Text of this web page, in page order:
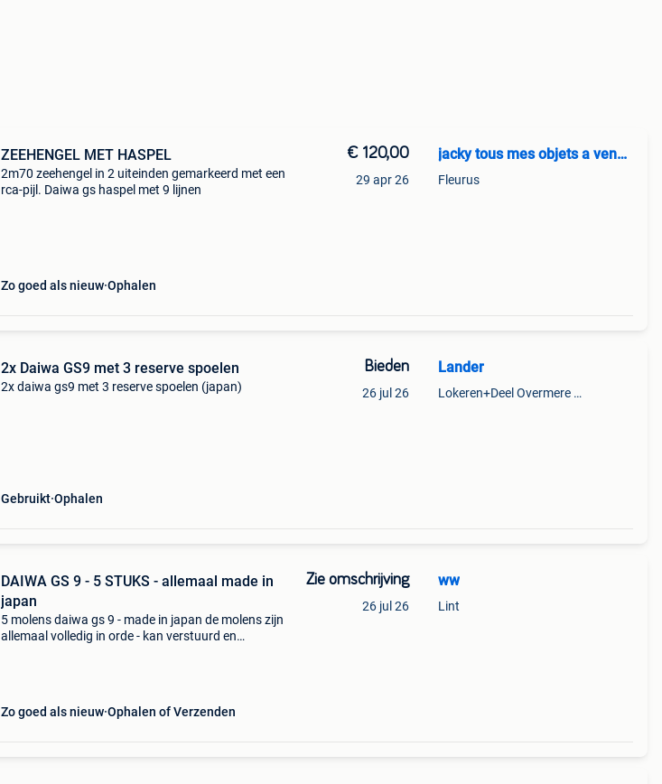
ZEEHENGEL MET HASPEL
2m70 zeehengel in 2 uiteinden gemarkeerd met een
rca-pijl. Daiwa gs haspel met 9 lijnen
Zo goed als nieuw Ophalen
€ 120,00
29 apr 26
jacky tous mes objets a vendre
Fleurus
2x Daiwa GS9 met 3 reserve spoelen
2x daiwa gs9 met 3 reserve spoelen (japan)
Gebruikt Ophalen
Bieden
26 jul 26
Lander
Lokeren+Deel Overmere En Zele
DAIWA GS 9 - 5 STUKS - allemaal made in
japan
5 molens daiwa gs 9 - made in japan de molens zijn
allemaal volledig in orde - kan verstuurd en
Zo goed als nieuw Ophalen of Verzenden
Zie omschrijving
26 jul 26
ww
Lint